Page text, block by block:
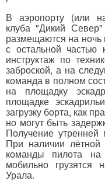
В аэропорту (или
клуба "Дикий Север"
размещаются на ночь
с остальной частью
инструктаж по
заброской, а на
команда в полном
на площадку
площадке
загрузку борта, как
но могут быть
Получение утренней
При наличии лётной
команды пилота на
мобильно грузятся
Урала.